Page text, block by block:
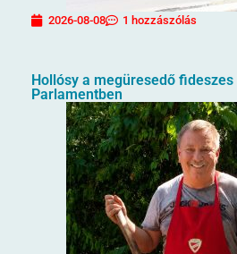
2026-08-08 1 hozzászólás
Hollósy a megüresedő
Parlamentben